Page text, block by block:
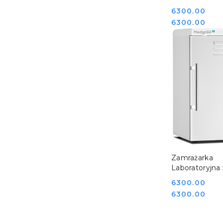
Temperatury
S Medgree
800901_1300
Cena:
6300.00
Cena:
6300.00
Zamrażarka
Laboratoryjna
800915_500
Cena:
6300.00
Cena:
6300.00
DO